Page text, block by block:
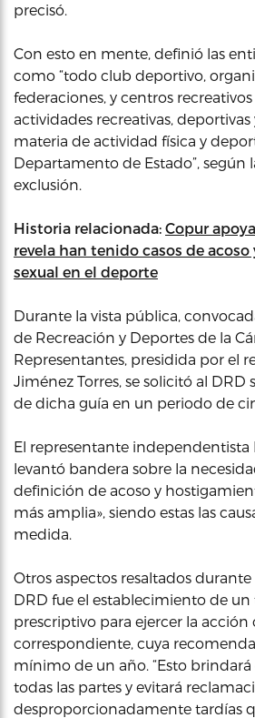
precisó.
Con esto en mente, definió las
como “todo club deportivo,
federaciones, y centros
actividades recreativas, deportivas
materia de actividad física y
Departamento de Estado”, según
exclusión.
Historia relacionada: Copur
revela han tenido casos de
sexual en el deporte
Durante la vista pública,
de Recreación y Deportes de la
Representantes, presidida por el
Jiménez Torres, se solicitó al
de dicha guía en un periodo de
El representante independentista
levantó bandera sobre la
definición de acoso y
más amplia», siendo estas las
medida.
Otros aspectos resaltados
DRD fue el establecimiento de
prescriptivo para ejercer la acción
correspondiente, cuya
mínimo de un año. “Esto
todas las partes y evitará
desproporcionadamente tardías